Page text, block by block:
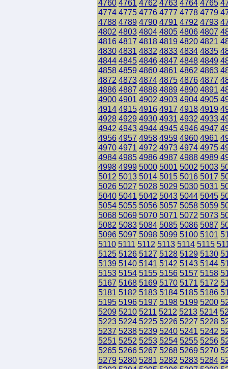
4760 4761 4762 4763 4764 4765
4774 4775 4776 4777 4778 4779
4788 4789 4790 4791 4792 4793
4802 4803 4804 4805 4806 4807
4816 4817 4818 4819 4820 4821
4830 4831 4832 4833 4834 4835
4844 4845 4846 4847 4848 4849
4858 4859 4860 4861 4862 4863
4872 4873 4874 4875 4876 4877
4886 4887 4888 4889 4890 4891
4900 4901 4902 4903 4904 4905
4914 4915 4916 4917 4918 4919
4928 4929 4930 4931 4932 4933
4942 4943 4944 4945 4946 4947
4956 4957 4958 4959 4960 4961
4970 4971 4972 4973 4974 4975
4984 4985 4986 4987 4988 4989
4998 4999 5000 5001 5002 5003
5012 5013 5014 5015 5016 5017
5026 5027 5028 5029 5030 5031
5040 5041 5042 5043 5044 5045
5054 5055 5056 5057 5058 5059
5068 5069 5070 5071 5072 5073
5082 5083 5084 5085 5086 5087
5096 5097 5098 5099 5100 5101
5110 5111 5112 5113 5114 5115
5125 5126 5127 5128 5129 5130
5139 5140 5141 5142 5143 5144
5153 5154 5155 5156 5157 5158
5167 5168 5169 5170 5171 5172
5181 5182 5183 5184 5185 5186
5195 5196 5197 5198 5199 5200
5209 5210 5211 5212 5213 5214
5223 5224 5225 5226 5227 5228
5237 5238 5239 5240 5241 5242
5251 5252 5253 5254 5255 5256
5265 5266 5267 5268 5269 5270
5279 5280 5281 5282 5283 5284